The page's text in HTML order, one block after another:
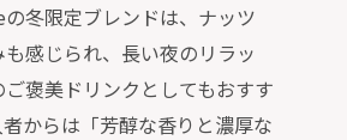
冬限定ブレンドは、ナッツ
感じられ、長い夜のリラッ
褒美ドリンクとしてもおすす
からは「芳醇な香りと濃厚な